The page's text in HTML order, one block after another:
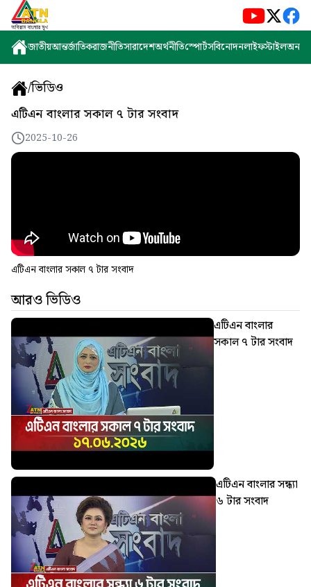
জাতীয়আন্তর্জাতিকরাজনীতিসারাদেশঅর্থনীতিস্পোর্টসবিনোদনলাইফস্টাইল
/ভিডিও
এটিএন বাংলার সকাল ৭ টার সংবাদ
2025-10-26
এটিএন বাংলার সকাল ৭ টার সংবাদ
আরও ভিডিও
এটিএন বাংলার
সকাল ৭ টার সংবাদ
এটিএন বাংলার সন্ধ্যা
৬ টার সংবাদ